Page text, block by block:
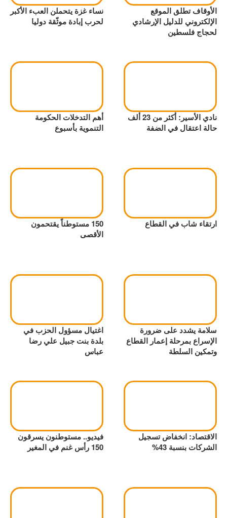
الأوقاف تطلق الموقع
الإلكتروني للدليل الإرشادي
لحجاج فلسطين
نساء غزة يتحملن العبء الأكبر
لحرب إبادة موثّقة دوليا
نادي الأسير: أكثر من 23 ألف
حالة اعتقال في الضفة
أهم التدخلات الحكومة
التنموية بأسبوع
ارتقاء شاب في القطاع
150 مستوطناً يقتحمون
الأقصى
سلامة يشدد على ضرورة
الإسراع بمرحلة إعمار القطاع
وتمكين السلطة
اغتيال مسؤول الحزب في
بلدة بنت جبيل علي رضا
عباس
الاقتصاد: انخفاض تسجيل
الشركات بنسبة 43%
فيديو.. مستوطنون يسرقون
150 رأس غنم في المغير